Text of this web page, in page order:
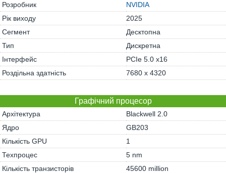
Розробник
NVIDIA
Рік виходу
2025
Сегмент
Десктопна
Тип
Дискретна
Інтерфейс
PCIe 5.0 x16
Роздільна здатність
7680 x 4320
Графічний процесор
Архітектура
Blackwell 2.0
Ядро
GB203
Кількість GPU
1
Техпроцес
5 nm
Кількість транзисторів
45600 million